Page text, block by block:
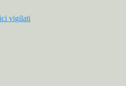
vigilati